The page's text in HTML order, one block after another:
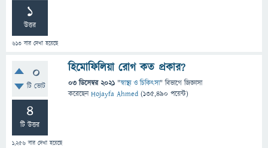
1
উত্তর
613 বার দেখা হয়েছে
0
টি ভোট
4
টি উত্তর
1,256 বার দেখা হয়েছে
হিমোফিলিয়া রোগ কত প্রকার?
03 ডিসেম্বর 2021 "স্বাস্থ্য ও চিকিৎসা" বিভাগে জিজ্ঞাসা
করেছেনHojayfa Ahmed (135,490 পয়েন্ট)